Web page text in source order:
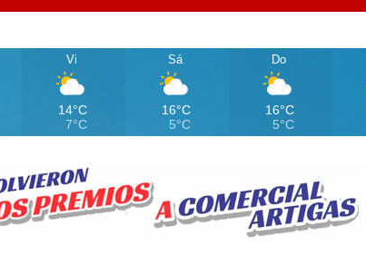
Vi
14°C
7°C
Sá
16°C
5°C
Do
16°C
5°C